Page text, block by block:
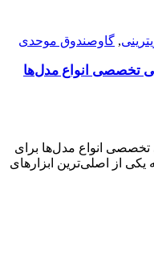
, گاوصندوق موحدی
تخصصی انواع مدل‌ها
تخصصی انواع مدل‌ها برای
از اصلی‌ترین ابزارهای